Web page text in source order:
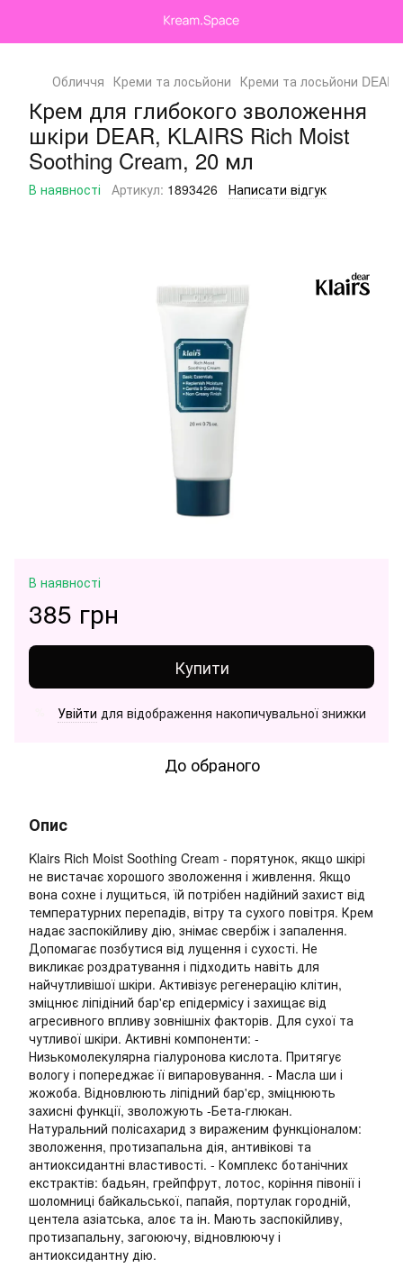
Обличчя Креми та лосьйони Креми та лосьйони DEAR,
Крем для глибокого зволоження
шкіри DEAR, KLAIRS Rich Moist
Soothing Cream, 20 мл
В наявності Артикул: 1893426 Написати відгук
В наявності
385 грн
Купити
Увійти для відображення накопичувальної знижки
До обраного
Опис
Klairs Rich Moist Soothing Cream - порятунок, якщо шкірі
не вистачає хорошого зволоження і живлення. Якщо
вона сохне і лущиться, їй потрібен надійний захист від
температурних перепадів, вітру та сухого повітря. Крем
надає заспокійливу дію, знімає свербіж і запалення.
Допомагає позбутися від лущення і сухості. Не
викликає роздратування і підходить навіть для
найчутливішої шкіри. Активізує регенерацію клітин,
зміцнює ліпідіний бар'єр епідермісу і захищає від
агресивного впливу зовнішніх факторів. Для сухої та
чутливої шкіри. Активні компоненти: -
Низькомолекулярна гіалуронова кислота. Притягує
вологу і попереджає її випаровування. - Масла ши і
жожоба. Відновлюють ліпідний бар'єр, зміцнюють
захисні функції, зволожують -Бета-глюкан.
Натуральний полісахарид з вираженим функціоналом:
зволоження, протизапальна дія, антивікові та
антиоксидантні властивості. - Комплекс ботанічних
екстрактів: бадьян, грейпфрут, лотос, коріння півонії і
шоломниці байкальської, папайя, портулак городній,
центела азіатська, алоє та ін. Мають заспокійливу,
протизапальну, загоюючу, відновлюючу і
антиоксидантну дію.